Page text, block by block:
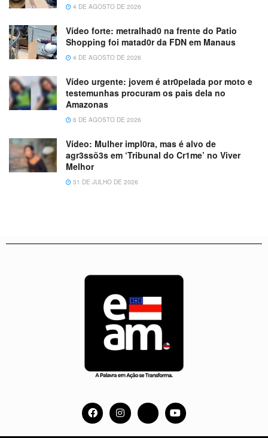
4 DE AGOSTO DE 2026
Vídeo forte: metralhad0 na frente do Patio
Shopping foi matad0r da FDN em Manaus
4 DE AGOSTO DE 2026
Vídeo urgente: jovem é atr0pelada por moto e
testemunhas procuram os pais dela no
Amazonas
6 DE AGOSTO DE 2026
Vídeo: Mulher impl0ra, mas é alvo de
agr3ssõ3s em ‘Tribunal do Cr1me’ no Viver
Melhor
31 DE JULHO DE 2026